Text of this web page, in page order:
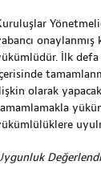
İlk defa
olarak